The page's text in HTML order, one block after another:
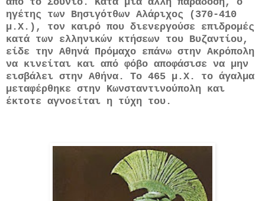
ηγέτης των Βησιγότθων Αλάριχος (370-410
μ.Χ.), τον καιρό που διενεργούσε επιδρομές
κατά των ελληνικών κτήσεων του Βυζαντίου,
είδε την Αθηνά Πρόμαχο επάνω στην Ακρόπολη
να κινείται και από φόβο αποφάσισε να μην
εισβάλει στην Αθήνα. Το 465 μ.Χ. το άγαλμα
μεταφέρθηκε στην Κωνσταντινούπολη και
έκτοτε αγνοείται η τύχη του.